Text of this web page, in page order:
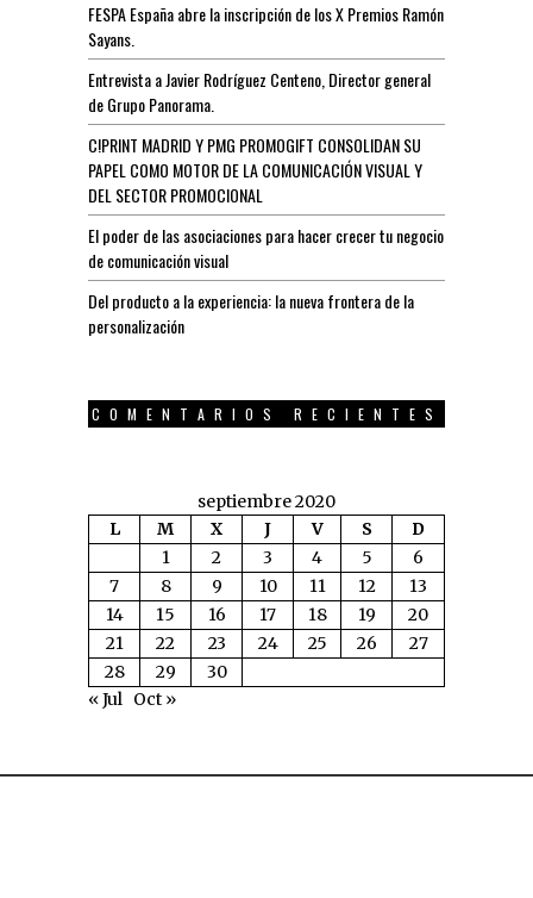
FESPA España abre la inscripción de los X Premios Ramón
Sayans.
Entrevista a Javier Rodríguez Centeno, Director general
de Grupo Panorama.
C!PRINT MADRID Y PMG PROMOGIFT CONSOLIDAN SU
PAPEL COMO MOTOR DE LA COMUNICACIÓN VISUAL Y
DEL SECTOR PROMOCIONAL
El poder de las asociaciones para hacer crecer tu negocio
de comunicación visual
Del producto a la experiencia: la nueva frontera de la
personalización
COMENTARIOS RECIENTES
septiembre 2020
L
M X J V S
D
1
2 3 4 5
6
7
8 9 10 11 12
13
14
15 16 17 18 19
20
21
22 23 24 25 26
27
28
29
30
« Jul Oct »